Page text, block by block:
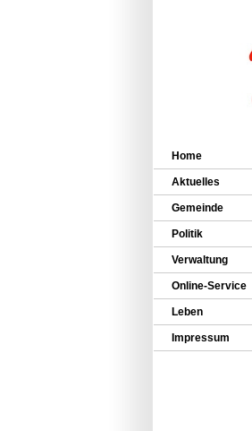
Home
Aktuelles
Gemeinde
Politik
Verwaltung
Online-Service
Leben
Impressum